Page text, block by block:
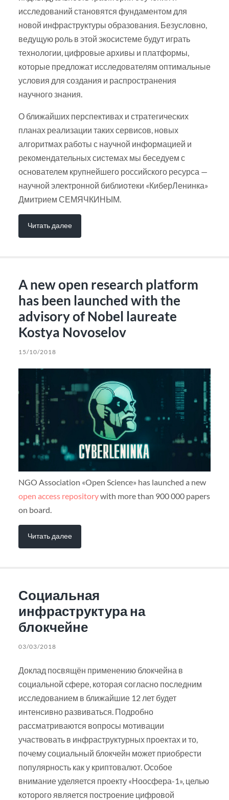
исследований становятся фундаментом для
новой инфраструктуры образования. Безусловно,
ведущую роль в этой экосистеме будут играть
технологии, цифровые архивы и платформы,
которые предложат исследователям оптимальные
условия для создания и распространения
научного знания.
О ближайших перспективах и стратегических
планах реализации таких сервисов, новых
алгоритмах работы с научной информацией и
рекомендательных системах мы беседуем с
основателем крупнейшего российского ресурса —
научной электронной библиотеки «КиберЛенинка»
Дмитрием СЕМЯЧКИНЫМ.
Читать далее
A new open research platform
has been launched with the
advisory of Nobel laureate
Kostya Novoselov
15/10/2018
NGO Association «Open Science» has launched a new
open access repositorywith more than 900 000 papers
on board.
Читать далее
Социальная
инфраструктура на
блокчейне
03/03/2018
Доклад посвящён применению блокчейна в
социальной сфере, которая согласно последним
исследованием в ближайшие 12 лет будет
интенсивно развиваться. Подробно
рассматриваются вопросы мотивации
участвовать в инфраструктурных проектах и то,
почему социальный блокчейн может приобрести
популярность как у криптовалют. Особое
внимание уделяется проекту «Ноосфера-1», целью
которого является построение цифровой